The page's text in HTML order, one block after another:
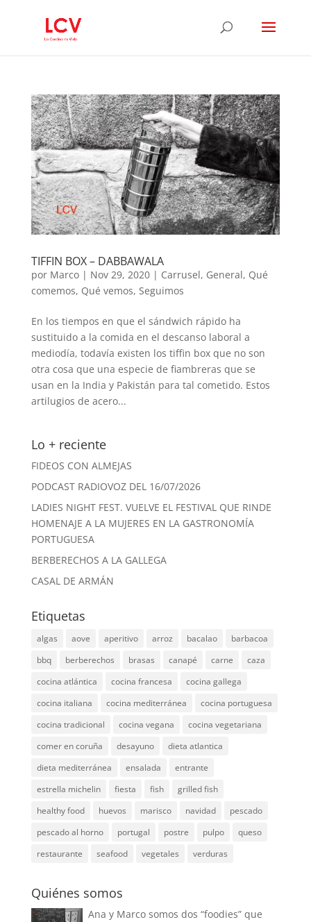
TIFFIN BOX – DABBAWALA
por Marco| Nov 29, 2020| Carrusel, General, Qué
comemos, Qué vemos, Seguimos
En los tiempos en que el sándwich rápido ha
sustituido a la comida en el descanso laboral a
mediodía, todavía existen los tiffin box que no son
otra cosa que una especie de fiambreras que se
usan en la India y Pakistán para tal cometido. Estos
artilugios de acero...
Lo + reciente
FIDEOS CON ALMEJAS
PODCAST RADIOVOZ DEL 16/07/2026
LADIES NIGHT FEST. VUELVE EL FESTIVAL QUE RINDE
HOMENAJE A LA MUJERES EN LA GASTRONOMÍA
PORTUGUESA
BERBERECHOS A LA GALLEGA
CASAL DE ARMÁN
Etiquetas
algas aove aperitivo arroz bacalao
barbacoa
bbq
berberechos brasas canapé carne
caza
cocina atlántica
cocina francesa
cocina gallega
cocina italiana
cocina mediterránea
cocina portuguesa
cocina tradicional
cocina vegana
cocina vegetariana
comer en coruña
desayuno
dieta atlantica
dieta mediterránea
ensalada
entrante
estrella michelin
fiesta fish
grilled fish
healthy food
huevos marisco navidad
pescado
pescado al horno
portugal postre pulpo
queso
restaurante
seafood vegetales verduras
Quiénes somos
Ana y Marco somos dos “foodies” que